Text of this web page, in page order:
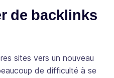
de backlinks
sites vers un nouveau
de difficulté à se